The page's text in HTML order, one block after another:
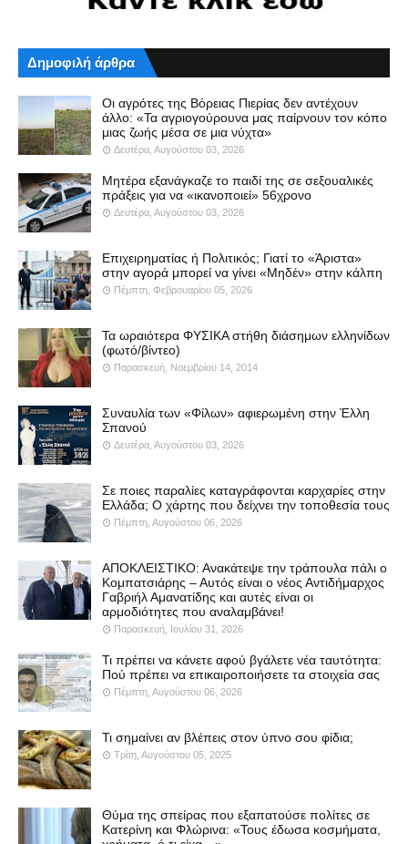
Δημοφιλή άρθρα
Οι αγρότες της Βόρειας Πιερίας δεν αντέχουν
άλλο: «Τα αγριογούρουνα μας παίρνουν τον κόπο
μιας ζωής μέσα σε μια νύχτα»
Δευτέρα, Αυγούστου 03, 2026
Μητέρα εξανάγκαζε το παιδί της σε σεξουαλικές
πράξεις για να «ικανοποιεί» 56χρονο
Δευτέρα, Αυγούστου 03, 2026
Επιχειρηματίας ή Πολιτικός; Γιατί το «Άριστα»
στην αγορά μπορεί να γίνει «Μηδέν» στην κάλπη
Πέμπτη, Φεβρουαρίου 05, 2026
Τα ωραιότερα ΦΥΣΙΚΑ στήθη διάσημων ελληνίδων
(φωτό/βίντεο)
Παρασκευή, Νοεμβρίου 14, 2014
Συναυλία των «Φίλων» αφιερωμένη στην Έλλη
Σπανού
Δευτέρα, Αυγούστου 03, 2026
Σε ποιες παραλίες καταγράφονται καρχαρίες στην
Ελλάδα; Ο χάρτης που δείχνει την τοποθεσία τους
Πέμπτη, Αυγούστου 06, 2026
ΑΠΟΚΛΕΙΣΤΙΚΟ: Ανακάτεψε την τράπουλα πάλι ο
Κομπατσιάρης – Αυτός είναι ο νέος Αντιδήμαρχος
Γαβριήλ Αμανατίδης και αυτές είναι οι
αρμοδιότητες που αναλαμβάνει!
Παρασκευή, Ιουλίου 31, 2026
Τι πρέπει να κάνετε αφού βγάλετε νέα ταυτότητα:
Πού πρέπει να επικαιροποιήσετε τα στοιχεία σας
Πέμπτη, Αυγούστου 06, 2026
Τι σημαίνει αν βλέπεις στον ύπνο σου φίδια;
Τρίτη, Αυγούστου 05, 2025
Θύμα της σπείρας που εξαπατούσε πολίτες σε
Κατερίνη και Φλώρινα: «Τους έδωσα κοσμήματα,